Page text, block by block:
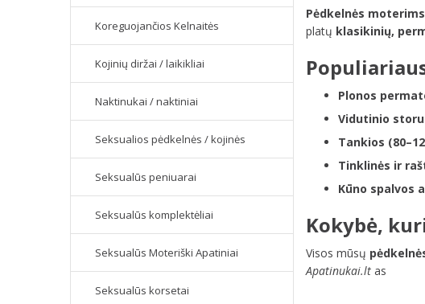
Pėdkelnės moterims
platų klasikinių,
Plonos
Vidutinio
Tankios
Tinklinės ir
Kūno spalvos
Kokybė,
Visos mūsų
Apatinukai.ltas
Koreguojančios Kelnaitės
Kojinių diržai / laikikliai
Naktinukai / naktiniai
Seksualios pėdkelnės / kojinės
Seksualūs peniuarai
Seksualūs komplektėliai
Seksualūs Moteriški Apatiniai
Seksualūs korsetai